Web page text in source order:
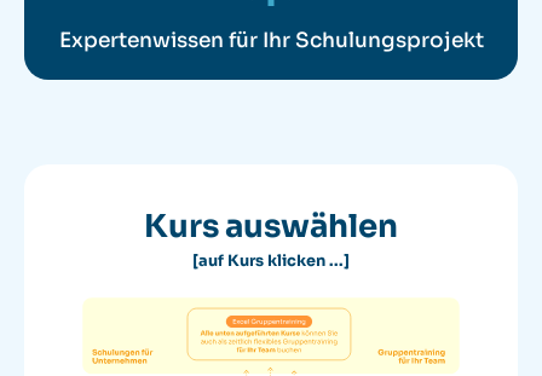
Expertenwissen für Ihr Schulungsprojekt
Kurs auswählen
[auf Kurs klicken ...]